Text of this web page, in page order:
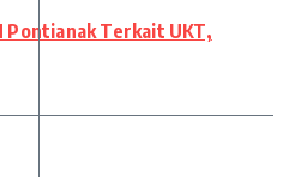
Pontianak Terkait UKT,